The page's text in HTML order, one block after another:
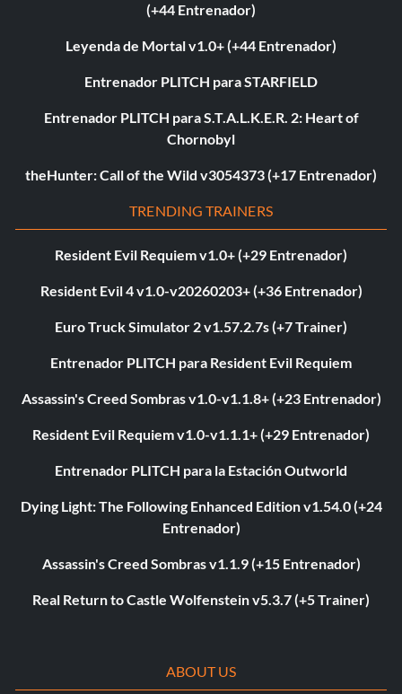
(+44 Entrenador)
Leyenda de Mortal v1.0+ (+44 Entrenador)
Entrenador PLITCH para STARFIELD
Entrenador PLITCH para S.T.A.L.K.E.R. 2: Heart of
Chornobyl
theHunter: Call of the Wild v3054373 (+17 Entrenador)
TRENDING TRAINERS
Resident Evil Requiem v1.0+ (+29 Entrenador)
Resident Evil 4 v1.0-v20260203+ (+36 Entrenador)
Euro Truck Simulator 2 v1.57.2.7s (+7 Trainer)
Entrenador PLITCH para Resident Evil Requiem
Assassin's Creed Sombras v1.0-v1.1.8+ (+23 Entrenador)
Resident Evil Requiem v1.0-v1.1.1+ (+29 Entrenador)
Entrenador PLITCH para la Estación Outworld
Dying Light: The Following Enhanced Edition v1.54.0 (+24
Entrenador)
Assassin's Creed Sombras v1.1.9 (+15 Entrenador)
Real Return to Castle Wolfenstein v5.3.7 (+5 Trainer)
ABOUT US